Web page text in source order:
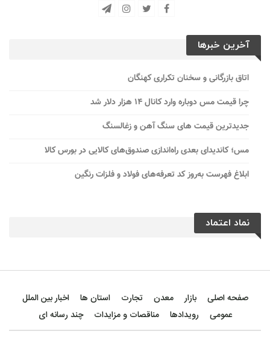
آخرین خبرها
اتاق بازرگانی و سخنان تکراری کهنگان
چرا قیمت مس دوباره وارد کانال ۱۴ هزار دلار شد
جدیدترین قیمت های سنگ آهن و زغالسنگ
مس؛ کاندیدای بعدی راه‌اندازی صندوق‌های کالایی در بورس کالا
ابلاغ فهرست به‌روز کد تعرفه‌های فولاد و فلزات رنگین
نماد اعتماد
صفحه اصلی بازار معدن تجارت استان ها
اخبار بین الملل
عمومی
رویدادها مناقصات و مزایدات چند رسانه ای